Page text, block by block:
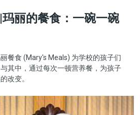
玛丽的餐食：一碗一碗
餐食 (Mary's Meals) 为学校的孩子们
其中，通过每次一顿营养餐，为孩子
改变。